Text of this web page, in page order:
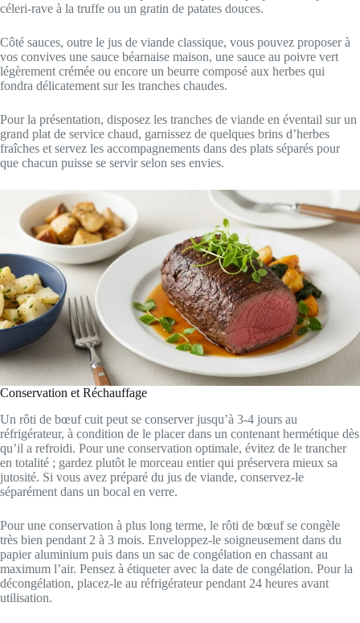
céleri-rave à la truffe ou un gratin de patates douces.
Côté sauces, outre le jus de viande classique, vous pouvez proposer à
vos convives une sauce béarnaise maison, une sauce au poivre vert
légèrement crémée ou encore un beurre composé aux herbes qui
fondra délicatement sur les tranches chaudes.
Pour la présentation, disposez les tranches de viande en éventail sur un
grand plat de service chaud, garnissez de quelques brins d’herbes
fraîches et servez les accompagnements dans des plats séparés pour
que chacun puisse se servir selon ses envies.
Conservation et Réchauffage
Un rôti de bœuf cuit peut se conserver jusqu’à 3-4 jours au
réfrigérateur, à condition de le placer dans un contenant hermétique dès
qu’il a refroidi. Pour une conservation optimale, évitez de le trancher
en totalité ; gardez plutôt le morceau entier qui préservera mieux sa
jutosité. Si vous avez préparé du jus de viande, conservez-le
séparément dans un bocal en verre.
Pour une conservation à plus long terme, le rôti de bœuf se congèle
très bien pendant 2 à 3 mois. Enveloppez-le soigneusement dans du
papier aluminium puis dans un sac de congélation en chassant au
maximum l’air. Pensez à étiqueter avec la date de congélation. Pour la
décongélation, placez-le au réfrigérateur pendant 24 heures avant
utilisation.